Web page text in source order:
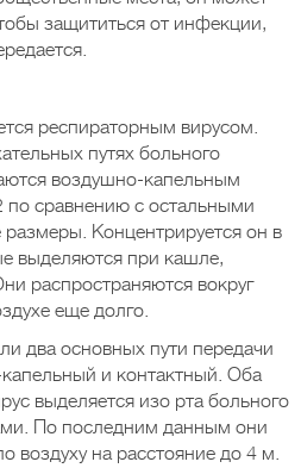
защититься от инфекции,
респираторным вирусом.
путях больного
воздушно-капельным
по сравнению с остальными
Концентрируется он в
выделяются при кашле,
распространяются вокруг
еще долго.
два основных пути передачи
и контактный. Оба
выделяется изо рта больного
По последним данным они
воздуху на расстояние до 4 м.